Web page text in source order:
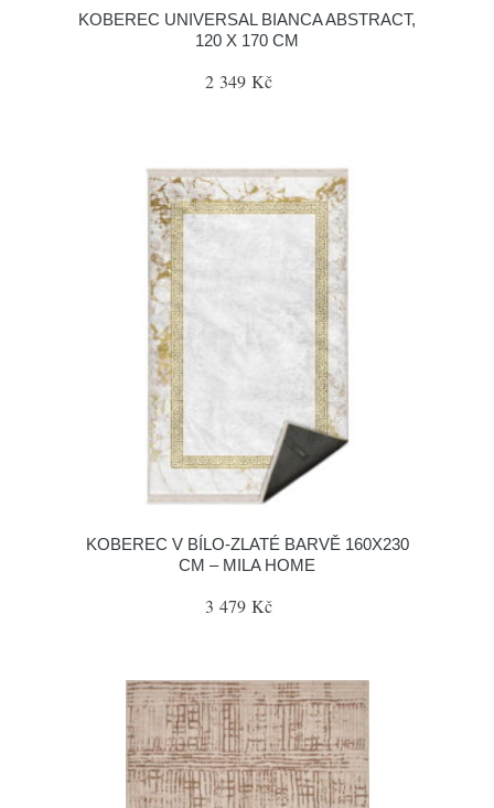
KOBEREC UNIVERSAL BIANCA ABSTRACT,
120 X 170 CM
2 349 Kč
KOBEREC V BÍLO-ZLATÉ BARVĚ 160X230
CM – MILA HOME
3 479 Kč